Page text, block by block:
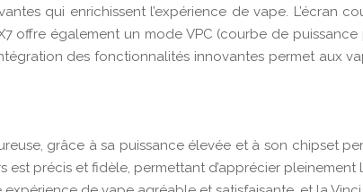
qui enrichissent l’expérience de vape. L’écran
offre également un mode VPC (courbe de
des fonctionnalités innovantes permet aux
grâce à sa puissance élevée et à son chipset
est précis et fidèle, permettant d’apprécier